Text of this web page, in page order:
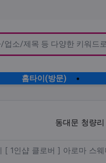
홈타이(방문)
1인샵 스웨
동대문 청량
리 마사지 [ 1
[ 1인샵 클로버 ] 아로마 스